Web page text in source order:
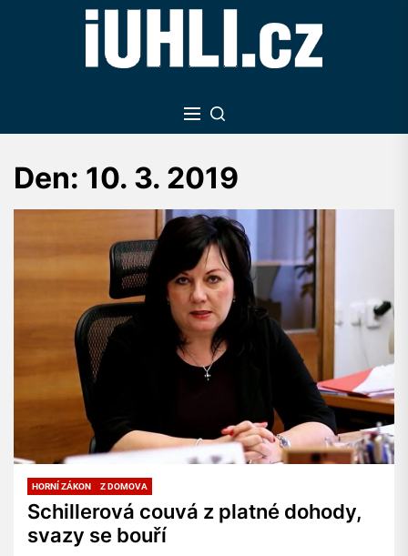
Den: 10. 3. 2019
HORNÍ ZÁKON Z DOMOVA
Schillerová couvá z platné dohody,
svazy se bouří